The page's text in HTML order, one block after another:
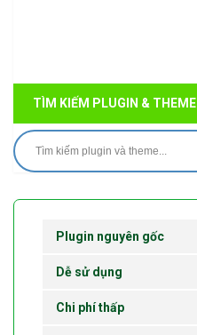
TÌM KIẾM PLUGIN & THEME
Plugin nguyên gốc
Dễ sử dụng
Chi phí thấp